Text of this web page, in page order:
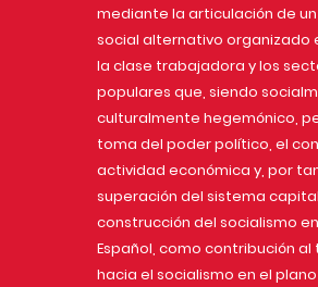
mediante la articulación de
social alternativo organizado
la clase trabajadora y los
populares que, siendo
culturalmente hegemónico,
toma del poder político, el
actividad económica y, por
superación del sistema
construcción del socialismo
Español, como contribución
hacia el socialismo en el